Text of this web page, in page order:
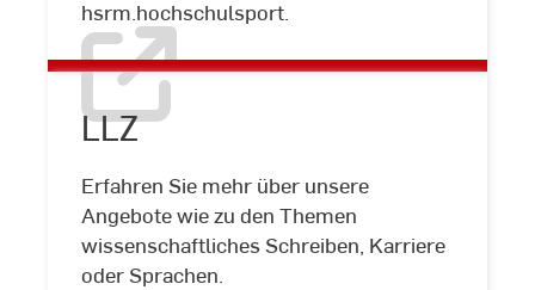
hsrm.hochschulsport.
LLZ
Erfahren Sie mehr über unsere
Angebote wie zu den Themen
wissenschaftliches Schreiben, Karriere
oder Sprachen.
LLZ